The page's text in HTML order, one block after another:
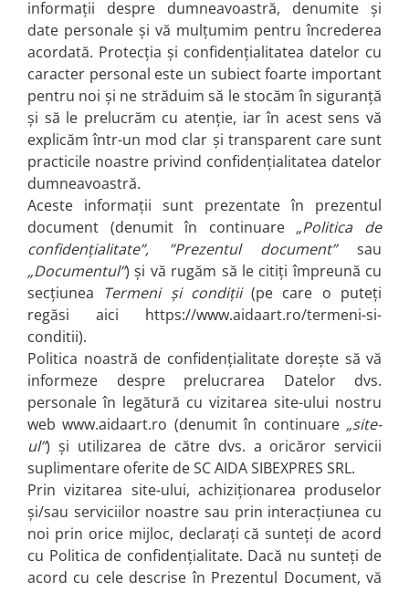
Decoratiuni Paste
Insigne / Brose
Agende Personalizate
Agende A5
Agende A6
Planner / Jurnal
Print personalizat
Felicitari personalizate
Invitatii personalizate
Printare poze
Martisoare
Semne de Carte
Articole pentru copii
Puzzle
Stickere
Trofee
Brelocuri
Brelocuri din Inox
Brelocuri de Lemn
Bratari
Cercei din lemn
Accesorii de Bucatarie
Personalizate
Cadouri absolvire
informații despre dumneavoastră, denumite și
date personale și vă mulțumim pentru încrederea
acordată. Protecția și confidențialitatea datelor cu
caracter personal este un subiect foarte important
pentru noi și ne străduim să le stocăm în siguranță
și să le prelucrăm cu atenție, iar în acest sens vă
explicăm într-un mod clar și transparent care sunt
practicile noastre privind confidențialitatea datelor
dumneavoastră.
Aceste informații sunt prezentate în prezentul
document (denumit în continuare „Politica de
confidențialitate”,
”Prezentul document”sau
„Documentul”) și vă rugăm să le citiți împreună cu
secțiunea Termeni și condiții(pe care o puteți
regăsi aici https://www.aidaart.ro/termeni-si-
conditii).
Politica noastră de confidențialitate dorește să vă
informeze despre prelucrarea Datelor dvs.
personale în legătură cu vizitarea site-ului nostru
web www.aidaart.ro (denumit în continuare „site-
ul”) și utilizarea de către dvs. a oricăror servicii
suplimentare oferite de SC AIDA SIBEXPRES SRL.
Prin vizitarea site-ului, achiziționarea produselor
și/sau serviciilor noastre sau prin interacțiunea cu
noi prin orice mijloc, declarați că sunteți de acord
cu Politica de confidențialitate. Dacă nu sunteți de
acord cu cele descrise în Prezentul Document, vă